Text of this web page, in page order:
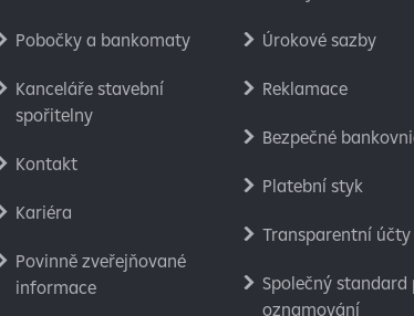
Pobočky a bankomaty
Kanceláře stavební
spořitelny
Kontakt
Kariéra
Povinně zveřejňované
informace
Úrokové sazby
Reklamace
Bezpečné
Platební styk
Transparentní účty
Společný standard
oznamování